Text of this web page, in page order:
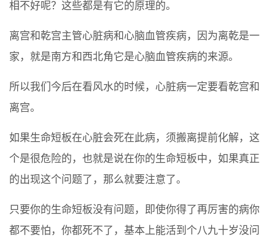
相不好呢？这些都是有它的原理的。
离宫和乾宫主管心脏病和心脑血管疾病，因为离乾是一
家，就是南方和西北角它是心脑血管疾病的来源。
所以我们今后在看风水的时候，心脏病一定要看乾宫和
离宫。
如果生命短板在心脏会死在此病，须搬离提前化解，这
个是很危险的，也就是说在你的生命短板中，如果真正
的出现这个问题了，那么就要注意了。
只要你的生命短板没有问题，即使你得了再厉害的病你
都不要怕，你都死不了，基本上能活到个八九十岁没问